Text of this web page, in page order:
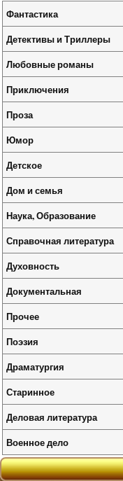
Фантастика
Детективы и Триллеры
Любовные романы
Приключения
Проза
Юмор
Детское
Дом и семья
Наука, Образование
Справочная литература
Духовность
Документальная
Прочее
Поэзия
Драматургия
Старинное
Деловая литература
Военное дело